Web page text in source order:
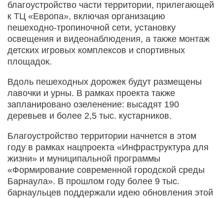
благоустройство части территории, прилегающей
к ТЦ «Европа», включая организацию
пешеходно-тропиночной сети, установку
освещения и видеонаблюдения, а также монтаж
детских игровых комплексов и спортивных
площадок.
Вдоль пешеходных дорожек будут размещены
лавочки и урны. В рамках проекта также
запланировано озеленение: высадят 190
деревьев и более 2,5 тыс. кустарников.
Благоустройство территории начнется в этом
году в рамках нацпроекта «Инфраструктура для
жизни» и муниципальной программы
«Формирование современной городской среды
Барнаула». В прошлом году более 9 тыс.
барнаульцев поддержали идею обновления этой